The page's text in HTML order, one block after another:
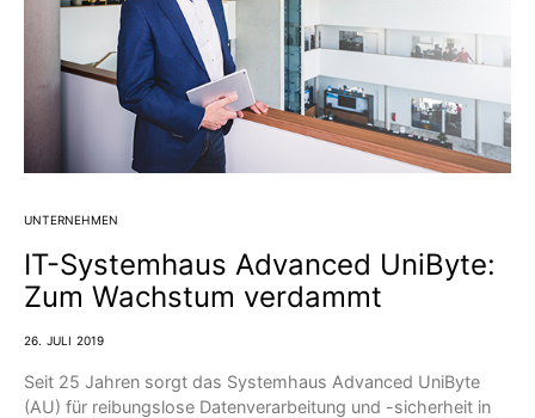
UNTERNEHMEN
IT-Systemhaus Advanced UniByte:
Zum Wachstum verdammt
26. JULI 2019
Seit 25 Jahren sorgt das Systemhaus Advanced UniByte
(AU) für reibungslose Datenverarbeitung und -sicherheit in